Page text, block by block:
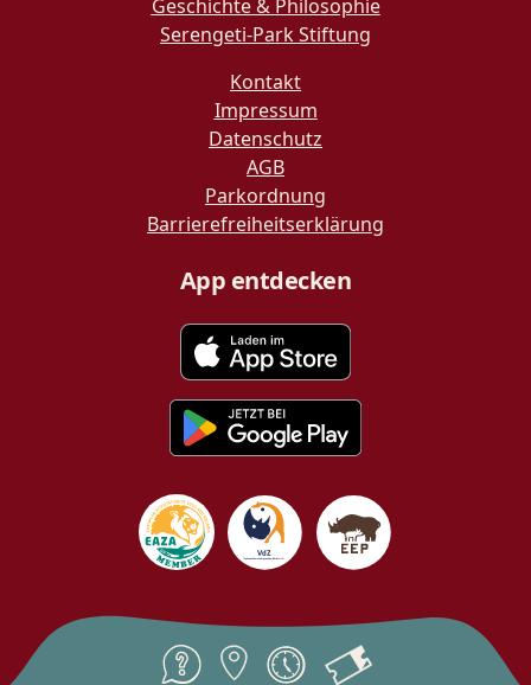
Geschichte & Philosophie
Serengeti-Park Stiftung
Kontakt
Impressum
Datenschutz
AGB
Parkordnung
Barrierefreiheitserklärung
App entdecken